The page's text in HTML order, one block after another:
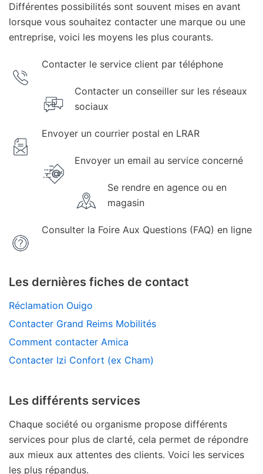
Différentes possibilités sont souvent mises en avant
lorsque vous souhaitez contacter une marque ou une
entreprise, voici les moyens les plus courants.
Contacter le service client par téléphone
Contacter un conseiller sur les réseaux
sociaux
Envoyer un courrier postal en LRAR
Envoyer un email au service concerné
Se rendre en agence ou en
magasin
Consulter la Foire Aux Questions (FAQ) en ligne
Les dernières fiches de contact
Réclamation Ouigo
Contacter Grand Reims Mobilités
Comment contacter Amica
Contacter Izi Confort (ex Cham)
Les différents services
Chaque société ou organisme propose différents
services pour plus de clarté, cela permet de répondre
aux mieux aux attentes des clients. Voici les services
les plus répandus.